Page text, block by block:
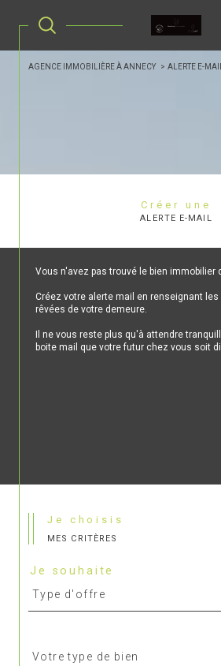
AGENCE IMMOBILIÈRE À ANNECY ALERTE E-MAIL
Créer une
ALERTE E-MAIL
Vous n'avez pas trouvé le bien immobilier
Créez votre alerte mail en renseignant
rêvées de votre demeure.
Il ne vous reste plus qu'à attendre
boite mail que votre futur chez vous soit
Je choisis
MES CRITÈRES
Je souhaite
d'offre
Type d'offre
d'offre
Votre type de bien